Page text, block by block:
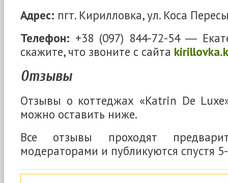
Адрес: пгт. Кирилловка, ул. Коса
Телефон: +38 (097) 844-72-54 ―
скажите, что звоните с сайта
Отзывы
Отзывы о коттеджах «Katrin De
можно оставить ниже.
Все отзывы проходят
модераторами и публикуются спустя